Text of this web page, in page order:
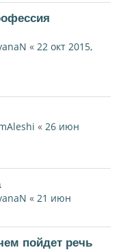
« 22 окт 2015,
« 26 июн
« 21 июн
пойдет речь